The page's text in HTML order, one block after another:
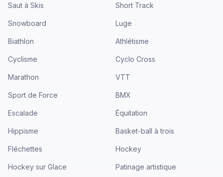
Saut à Skis Short Track
Snowboard Luge
Biathlon Athlétisme
Cyclisme Cyclo Cross
Marathon VTT
Sport de Force BMX
Escalade Équitation
Hippisme Basket-ball à trois
Fléchettes Hockey
Hockey sur Glace Patinage artistique